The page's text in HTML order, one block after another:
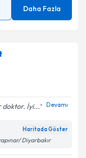
Daha Fazla
doktor. İyi... Devamı
Haritada Göster
Diyarbakır